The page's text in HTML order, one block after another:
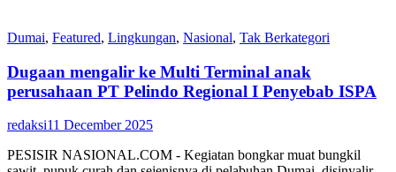
Dumai, Featured, Lingkungan, Nasional, Tak Berkategori
Dugaan mengalir ke Multi Terminal anak
perusahaan PT Pelindo Regional I Penyebab ISPA
redaksi11 December 2025
PESISIR NASIONAL.COM - Kegiatan bongkar muat bungkil